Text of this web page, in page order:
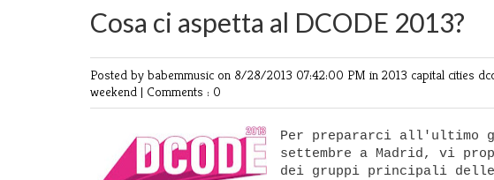
Cosa ci aspetta al DCODE 2013?
Posted by babemmusic on 8/28/2013 07:42:00 PM in 2013 capital cities
weekend | Comments : 0
Per prepararci all'ultimo
settembre a Madrid, vi
dei gruppi principali